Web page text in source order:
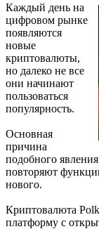
Каждый день на
цифровом рынке
появляются
новые
криптовалюты,
но далеко не все
они начинают
пользоваться
популярность.
Основная
причина
подобного
повторяют
нового.
Криптовалюта
платформу с